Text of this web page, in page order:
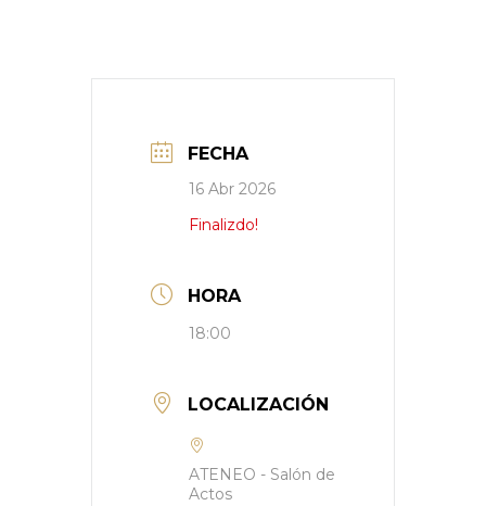
FECHA
16 Abr 2026
Finalizdo!
HORA
18:00
LOCALIZACIÓN
ATENEO - Salón de
Actos